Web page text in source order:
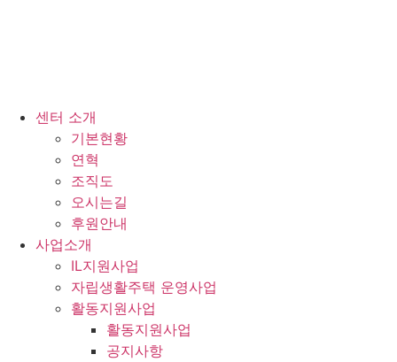
센터 소개
기본현황
연혁
조직도
오시는길
후원안내
사업소개
IL지원사업
자립생활주택 운영사업
활동지원사업
활동지원사업
공지사항